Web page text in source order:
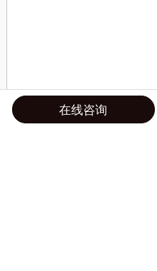
在线咨询